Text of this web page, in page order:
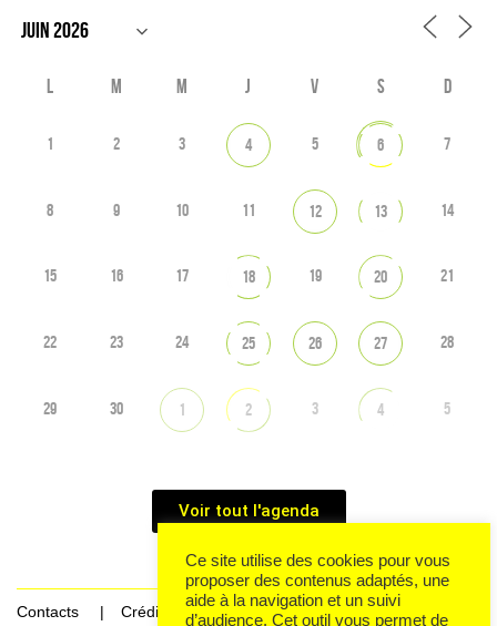
L M M J V S D
1 2 3 4 5 6 7
8 9 10 11 12 13 14
15 16 17 18 19 20 21
22 23 24 25 26 27 28
29 30 1 2 3 4 5
Voir tout l'agenda
Contacts
Crédits
Ce site utilise des cookies pour vous
proposer des contenus adaptés, une
aide à la navigation et un suivi
d’audience. Cet outil vous permet de